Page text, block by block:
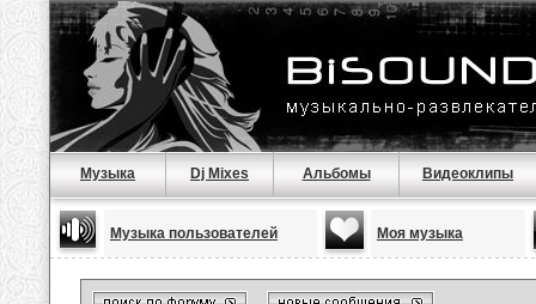
Музыка Dj Mixes Альбомы Видеоклипы
Музыка пользователей Моя музыка